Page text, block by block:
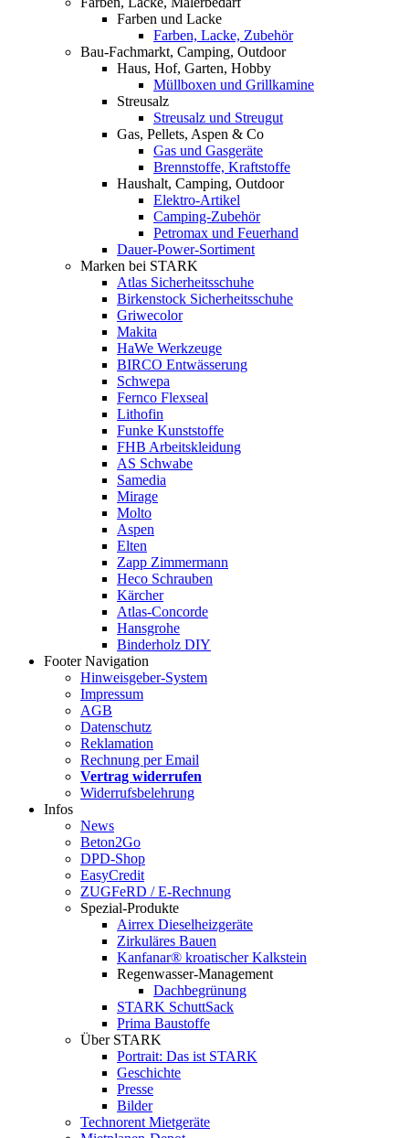
Farben und Lacke
Farben, Lacke, Zubehör
Bau-Fachmarkt, Camping, Outdoor
Haus, Hof, Garten, Hobby
Müllboxen und Grillkamine
Streusalz
Streusalz und Streugut
Gas, Pellets, Aspen & Co
Gas und Gasgeräte
Brennstoffe, Kraftstoffe
Haushalt, Camping, Outdoor
Elektro-Artikel
Camping-Zubehör
Petromax und Feuerhand
Dauer-Power-Sortiment
Marken bei STARK
Atlas Sicherheitsschuhe
Birkenstock Sicherheitsschuhe
Griwecolor
Makita
HaWe Werkzeuge
BIRCO Entwässerung
Schwepa
Fernco Flexseal
Lithofin
Funke Kunststoffe
FHB Arbeitskleidung
AS Schwabe
Samedia
Mirage
Molto
Aspen
Elten
Zapp Zimmermann
Heco Schrauben
Kärcher
Atlas-Concorde
Hansgrohe
Binderholz DIY
Footer Navigation
Hinweisgeber-System
Impressum
AGB
Datenschutz
Reklamation
Rechnung per Email
Vertrag widerrufen
Widerrufsbelehrung
Infos
News
Beton2Go
DPD-Shop
EasyCredit
ZUGFeRD / E-Rechnung
Spezial-Produkte
Airrex Dieselheizgeräte
Zirkuläres Bauen
Kanfanar® kroatischer Kalkstein
Regenwasser-Management
Dachbegrünung
STARK SchuttSack
Prima Baustoffe
Über STARK
Portrait: Das ist STARK
Geschichte
Presse
Bilder
Technorent Mietgeräte